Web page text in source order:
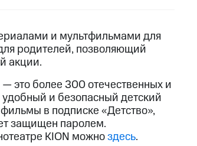
и мультфильмами для
родителей, позволяющий
акции.
это более 300 отечественных и
и безопасный детский
в подписке «Детство»,
защищен паролем.
KION можноздесь.